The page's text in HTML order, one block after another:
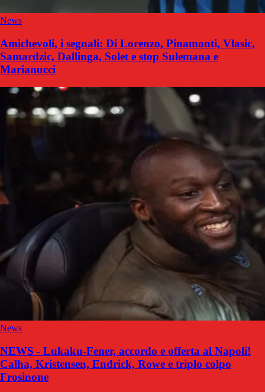
News
Amichevoli, i segnali: Di Lorenzo, Pinamonti, Vlasic,
Samardzic, Dallinga, Solet e stop Sulemana e
Marianucci
News
NEWS - Lukaku-Fener, accordo e offerta al Napoli!
Calha, Kristensen, Endrick, Rowe e triplo colpo
Frosinone